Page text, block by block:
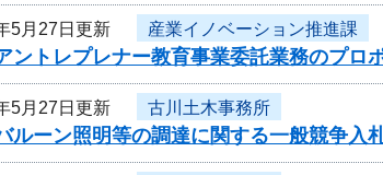
5月27日更新 産業イノベーション推進課
ントレプレナー教育事業委託業務のプロ
5月27日更新 古川土木事務所
ルーン照明等の調達に関する一般競争入